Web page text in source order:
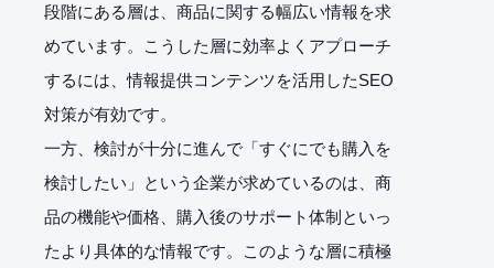
段階にある層は、商品に関する幅広い情報を求
めています。こうした層に効率よくアプローチ
するには、情報提供コンテンツを活用したSEO
対策が有効です。
一方、検討が十分に進んで「すぐにでも購入を
検討したい」という企業が求めているのは、商
品の機能や価格、購入後のサポート体制といっ
たより具体的な情報です。このような層に積極